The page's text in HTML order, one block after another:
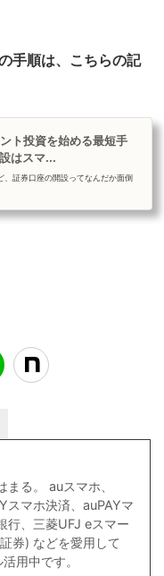
手順は、こちらの記
ト投資を始める最短手
はスマ...
、証券口座の開設ってなんだか面倒
る。 auスマホ、
スマホ決済、auPAYマ
行、三菱UFJ eスマー
券) などを愛用して
用中です。